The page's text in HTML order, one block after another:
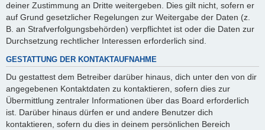
deiner Zustimmung an Dritte weitergeben. Dies gilt nicht, sofern er
auf Grund gesetzlicher Regelungen zur Weitergabe der Daten (z.
B. an Strafverfolgungsbehörden) verpflichtet ist oder die Daten zur
Durchsetzung rechtlicher Interessen erforderlich sind.
GESTATTUNG DER KONTAKTAUFNAHME
Du gestattest dem Betreiber darüber hinaus, dich unter den von dir
angegebenen Kontaktdaten zu kontaktieren, sofern dies zur
Übermittlung zentraler Informationen über das Board erforderlich
ist. Darüber hinaus dürfen er und andere Benutzer dich
kontaktieren, sofern du dies in deinem persönlichen Bereich